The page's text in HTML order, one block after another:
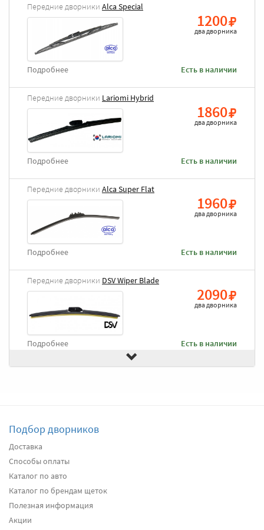
Передние дворники Alca Special
1200
два дворника
Есть в наличии
Подробнее
Передние дворники Lariomi Hybrid
1860
два дворника
Есть в наличии
Подробнее
Передние дворники Alca Super Flat
1960
два дворника
Есть в наличии
Подробнее
Передние дворники DSV Wiper Blade
2090
два дворника
Есть в наличии
Подробнее
Подробнее
Передние дворники
Подробнее
Подбор дворников
Доставка
Способы оплаты
Каталог по авто
Каталог по брендам щеток
Полезная информация
Акции